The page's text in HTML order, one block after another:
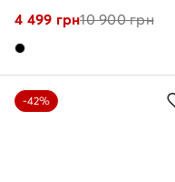
4 499 грн10 900грн
-42%